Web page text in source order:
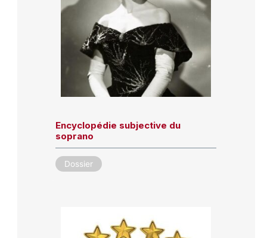
Encyclopédie subjective du
soprano
Dossier